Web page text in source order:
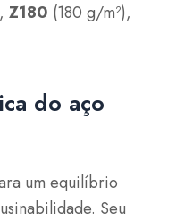
Z180 (180 g/m²),
do aço
um equilíbrio
Seu